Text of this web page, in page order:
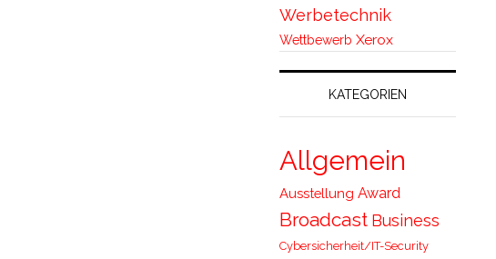
Werbetechnik
Wettbewerb Xerox
KATEGORIEN
Allgemein
Ausstellung Award
Broadcast Business
Cybersicherheit/IT-Security